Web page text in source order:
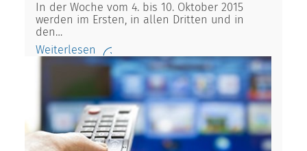
In der Woche vom 4. bis 10. Oktober 2015
werden im Ersten, in allen Dritten und in
den…
Weiterlesen